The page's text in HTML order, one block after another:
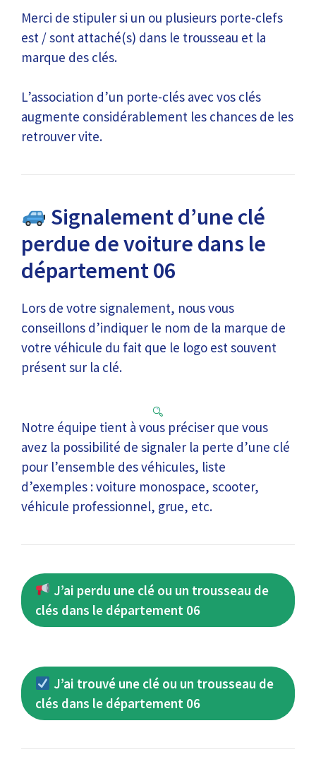
Merci de stipuler si un ou plusieurs porte-clefs
est / sont attaché(s) dans le trousseau et la
marque des clés.
L’association d’un porte-clés avec vos clés
augmente considérablement les chances de les
retrouver vite.
Signalement d’une clé
perdue de voiture dans le
département 06
Lors de votre signalement, nous vous
conseillons d’indiquer le nom de la marque de
votre véhicule du fait que le logo est souvent
présent sur la clé.
Notre équipe tient à vous préciser que vous
avez la possibilité de signaler la perte d’une clé
pour l’ensemble des véhicules, liste
d’exemples : voiture monospace, scooter,
véhicule professionnel, grue, etc.
J’ai perdu une clé ou un trousseau de
clés dans le département 06
J’ai trouvé une clé ou un trousseau de
clés dans le département 06